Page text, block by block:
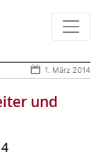
1. März 2014
und